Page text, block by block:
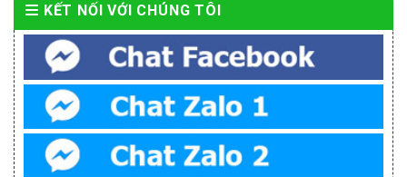
KẾT NỐI VỚI CHÚNG TÔI